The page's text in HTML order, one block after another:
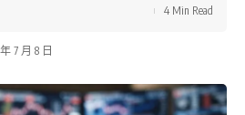
7 月 8 日
4 Min Read